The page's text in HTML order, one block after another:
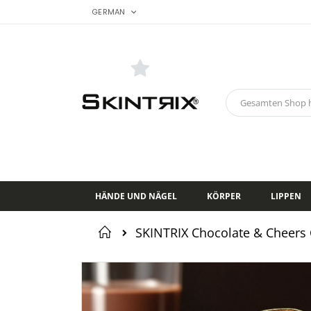
Zum
Inhalt
SPRACHE
GERMAN
Search
HÄNDE UND NÄGEL KÖRPER LIPPEN
Startseite
SKINTRIX Chocolate &
Ende
der